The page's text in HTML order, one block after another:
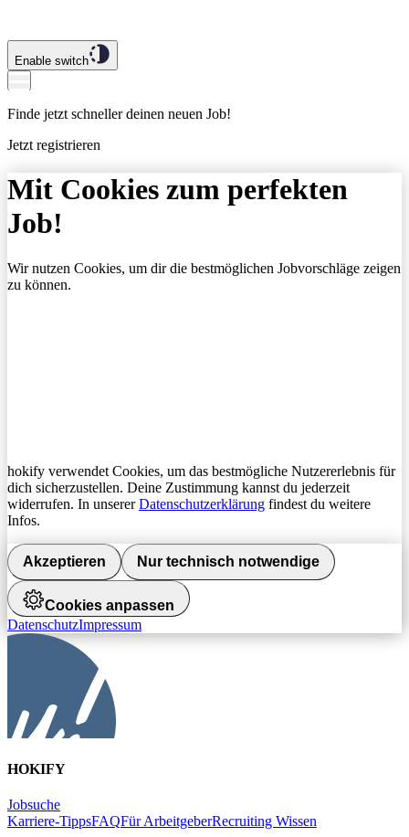
Enable switch
Finde jetzt schneller deinen neuen Job!
Jetzt registrieren
Mit Cookies zum perfekten
Job!
Wir nutzen Cookies, um dir die bestmöglichen Jobvorschläge zeigen
zu können.
hokify verwendet Cookies, um das bestmögliche Nutzererlebnis für
dich sicherzustellen. Deine Zustimmung kannst du jederzeit
widerrufen. In unsererDatenschutzerklärung findest du weitere
Infos.
Akzeptieren Nur technisch notwendige
Cookies anpassen
DatenschutzImpressum
HOKIFY
Jobsuche
Karriere-TippsFAQFür ArbeitgeberRecruiting Wissen